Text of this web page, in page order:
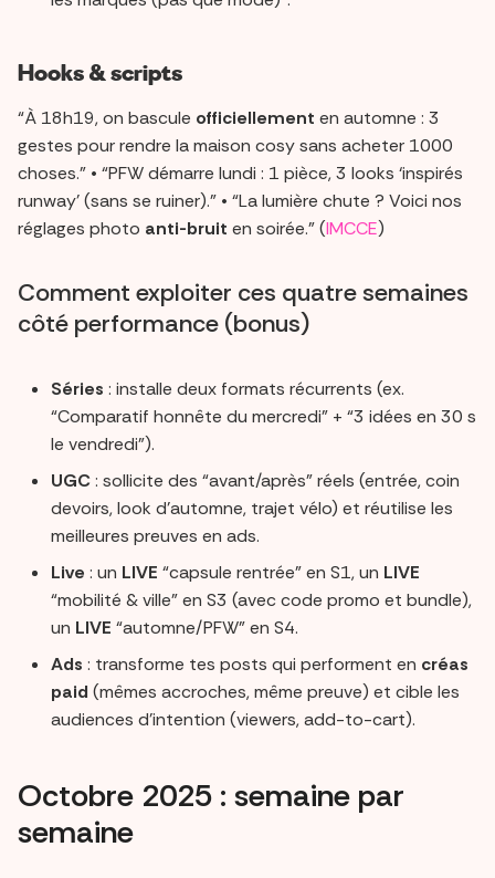
Hooks & scripts
“À 18h19, on bascule officiellement en automne : 3
gestes pour rendre la maison cosy sans acheter 1000
choses.” • “PFW démarre lundi : 1 pièce, 3 looks ‘inspirés
runway’ (sans se ruiner).” • “La lumière chute ? Voici nos
réglages photo anti-bruit en soirée.” (IMCCE)
Comment exploiter ces quatre semaines
côté performance (bonus)
Séries : installe deux formats récurrents (ex.
“Comparatif honnête du mercredi” + “3 idées en 30 s
le vendredi”).
UGC: sollicite des “avant/après” réels (entrée, coin
devoirs, look d’automne, trajet vélo) et réutilise les
meilleures preuves en ads.
Live : un LIVE “capsule rentrée” en S1, un LIVE
“mobilité & ville” en S3 (avec code promo et bundle),
un LIVE “automne/PFW” en S4.
Ads : transforme tes posts qui performent en créas
paid (mêmes accroches, même preuve) et cible les
audiences d’intention (viewers, add-to-cart).
Octobre 2025 : semaine par
semaine